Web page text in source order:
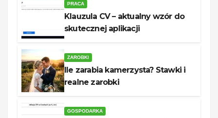
PRACA
Klauzula CV – aktualny wzór do
skutecznej aplikacji
ZAROBKI
Ile zarabia kamerzysta? Stawki i
realne zarobki
GOSPODARKA